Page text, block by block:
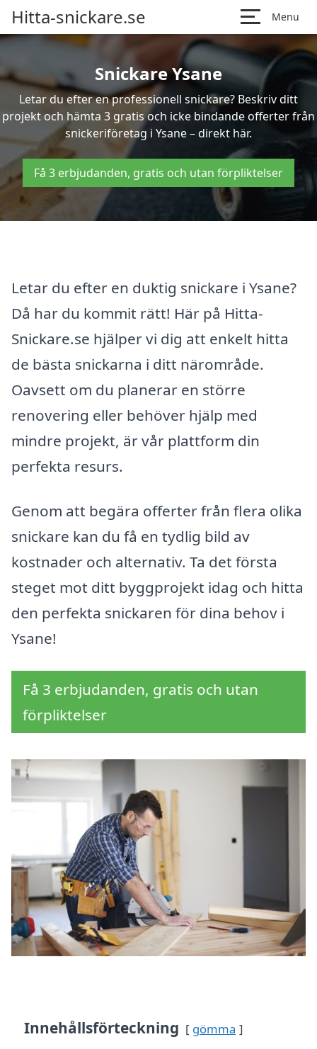
Hitta-snickare.se Menu
Snickare Ysane
Letar du efter en professionell snickare? Beskriv ditt
projekt och hämta 3 gratis och icke bindande offerter från
snickeriföretag i Ysane – direkt här.
Få 3 erbjudanden, gratis och utan förpliktelser
Letar du efter en duktig snickare i Ysane?
Då har du kommit rätt! Här på Hitta-
Snickare.se hjälper vi dig att enkelt hitta
de bästa snickarna i ditt närområde.
Oavsett om du planerar en större
renovering eller behöver hjälp med
mindre projekt, är vår plattform din
perfekta resurs.
Genom att begära offerter från flera olika
snickare kan du få en tydlig bild av
kostnader och alternativ. Ta det första
steget mot ditt byggprojekt idag och hitta
den perfekta snickaren för dina behov i
Ysane!
Få 3 erbjudanden, gratis och utan
förpliktelser
Innehållsförteckning gömma